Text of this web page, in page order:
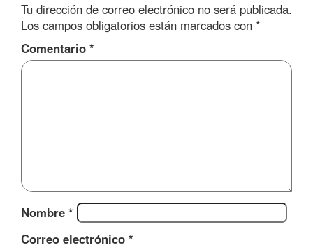
Tu dirección de correo electrónico no será publicada.
Los campos obligatorios están marcados con *
Comentario *
Nombre *
Correo electrónico *